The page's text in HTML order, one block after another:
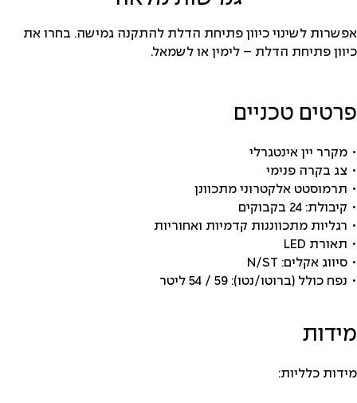
אפשרות לשינוי כיוון פתיחת הדלת להתקנה גמישה. בחרו את
כיוון פתיחת הדלת – לימין או לשמאל.
פרטים טכניים
• מקרר יין אינטגרלי
• צג בקרה פנימי
• תרמוסטט אלקטרוני מתכוונן
• קיבולת: 24 בקבוקים
• רגליות מתכווננות קדמיות ואחוריות
• תאורת LED
• סיווג אקלים: N/ST
• נפח כולל (ברוטו/נטו): 59 / 54 ליטר
מידות
מידות כלליות: